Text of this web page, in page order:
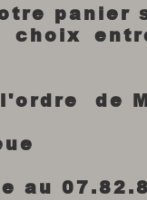
panier
choix
de
au